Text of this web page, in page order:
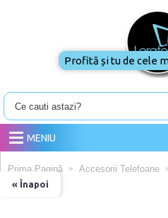
MENIU
« Înapoi
Prima Pagină Accesorii Telefoane
Profită și tu de cele